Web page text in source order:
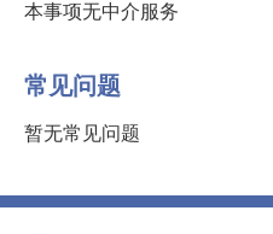
本事项无中介服务
常见问题
暂无常见问题